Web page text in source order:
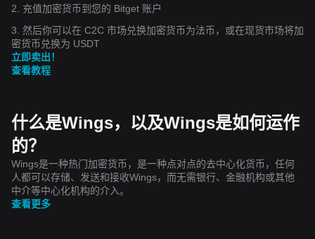
2. 充值加密货币到您的 Bitget 账户
3. 然后你可以在 C2C 市场兑换加密货币为法币，或在现货市场将加
密货币兑换为 USDT
立即卖出！
查看教程
什么是Wings，以及Wings是如何运作
的？
Wings是一种热门加密货币，是一种点对点的去中心化货币，任何
人都可以存储、发送和接收Wings，而无需银行、金融机构或其他
中介等中心化机构的介入。
查看更多